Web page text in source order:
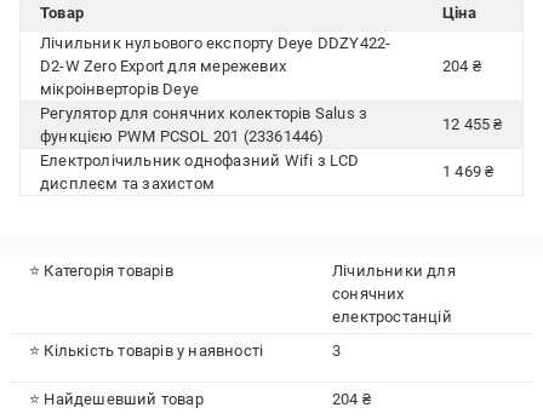
Товар
Ціна
Лічильник нульового експорту Deye DDZY422-
D2-W Zero Export для мережевих
мікроінверторів Deye
204 ₴
Регулятор для сонячних колекторів Salus з
функцією PWM PCSOL 201 (23361446)
12 455 ₴
Електролічильник однофазний Wifi з LCD
дисплеєм та захистом
1 469 ₴
⭐ Категорія товарів
Лічильники для
сонячних
електростанцій
⭐ Кількість товарів у наявності
3
⭐ Найдешевший товар 204 ₴